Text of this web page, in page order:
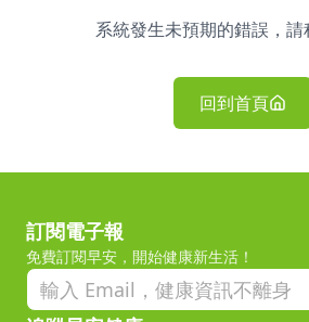
系統發生未預期的錯誤，請
回到首頁
訂閱電子報
免費訂閱早安，開始健康新生活！